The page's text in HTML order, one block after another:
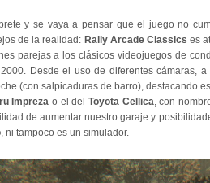
y se vaya a pensar que el juego no
de la realidad: Rally Arcade Classics es
parejas a los clásicos videojuegos de
Desde el uso de diferentes cámaras,
(con salpicaduras de barro), destacando
Impreza o el delToyota Cellica , con
de aumentar nuestro garaje y
, ni tampoco es un simulador.